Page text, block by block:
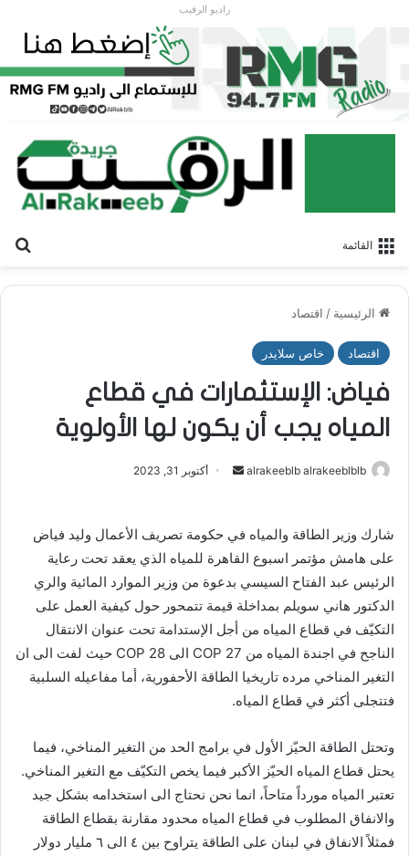
راديو الرقيب
القائمة
الرئيسية / اقتصاد
اقتصاد خاص سلايدر
فياض: الإستثمارات في قطاع
المياه يجب أن يكون لها الأولوية
alrakeeblb alrakeeblblb
ل
ب
ر
ي
ا
إ
ر
و
ن
ي
ا
أكتوبر 31, 2023
شارك وزير الطاقة والمياه في حكومة تصريف الأعمال وليد فياض
على هامش مؤتمر اسبوع القاهرة للمياه الذي يعقد تحت رعاية
الرئيس عبد الفتاح السيسي بدعوة من وزير الموارد المائية والري
الدكتور هاني سويلم بمداخلة قيمة تتمحور حول كيفية العمل على
التكيّف في قطاع المياه من أجل الإستدامة تحت عنوان الانتقال
الناجح في اجندة المياه من COP 27 الى COP 28 حيث لفت الى ان
التغير المناخي مرده تاريخيا الطاقة الأحفورية، أما مفاعيله السلبية
فتتجلى أكثر في قطاع المياه.
وتحتل الطاقة الحيّز الأول في برامج الحد من التغير المناخي، فيما
يحتل قطاع المياه الحيّز الأكبر فيما يخص التكيّف مع التغير المناخي.
تعتبر المياه مورداً متاحاً، انما نحن نحتاج الى استخدامه بشكل جيد
والانفاق المطلوب في قطاع المياه محدود مقارنة بقطاع الطاقة
فمثلاً الانفاق في لبنان على الطاقة يتراوح بين ٤ الى ٦ مليار دولار